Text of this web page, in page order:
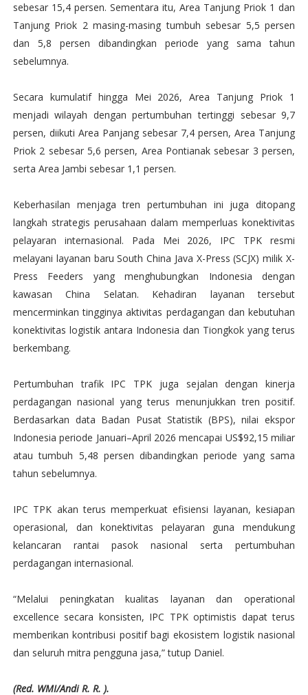
sebesar 15,4 persen. Sementara itu, Area Tanjung Priok 1 dan
Tanjung Priok 2 masing-masing tumbuh sebesar 5,5 persen
dan 5,8 persen dibandingkan periode yang sama tahun
sebelumnya.
Secara kumulatif hingga Mei 2026, Area Tanjung Priok 1
menjadi wilayah dengan pertumbuhan tertinggi sebesar 9,7
persen, diikuti Area Panjang sebesar 7,4 persen, Area Tanjung
Priok 2 sebesar 5,6 persen, Area Pontianak sebesar 3 persen,
serta Area Jambi sebesar 1,1 persen.
Keberhasilan menjaga tren pertumbuhan ini juga ditopang
langkah strategis perusahaan dalam memperluas konektivitas
pelayaran internasional. Pada Mei 2026, IPC TPK resmi
melayani layanan baru South China Java X-Press (SCJX) milik X-
Press Feeders yang menghubungkan Indonesia dengan
kawasan China Selatan. Kehadiran layanan tersebut
mencerminkan tingginya aktivitas perdagangan dan kebutuhan
konektivitas logistik antara Indonesia dan Tiongkok yang terus
berkembang.
Pertumbuhan trafik IPC TPK juga sejalan dengan kinerja
perdagangan nasional yang terus menunjukkan tren positif.
Berdasarkan data Badan Pusat Statistik (BPS), nilai ekspor
Indonesia periode Januari–April 2026 mencapai US$92,15 miliar
atau tumbuh 5,48 persen dibandingkan periode yang sama
tahun sebelumnya.
IPC TPK akan terus memperkuat efisiensi layanan, kesiapan
operasional, dan konektivitas pelayaran guna mendukung
kelancaran rantai pasok nasional serta pertumbuhan
perdagangan internasional.
“Melalui peningkatan kualitas layanan dan operational
excellence secara konsisten, IPC TPK optimistis dapat terus
memberikan kontribusi positif bagi ekosistem logistik nasional
dan seluruh mitra pengguna jasa,” tutup Daniel.
(Red. WMI/Andi R. R. ).